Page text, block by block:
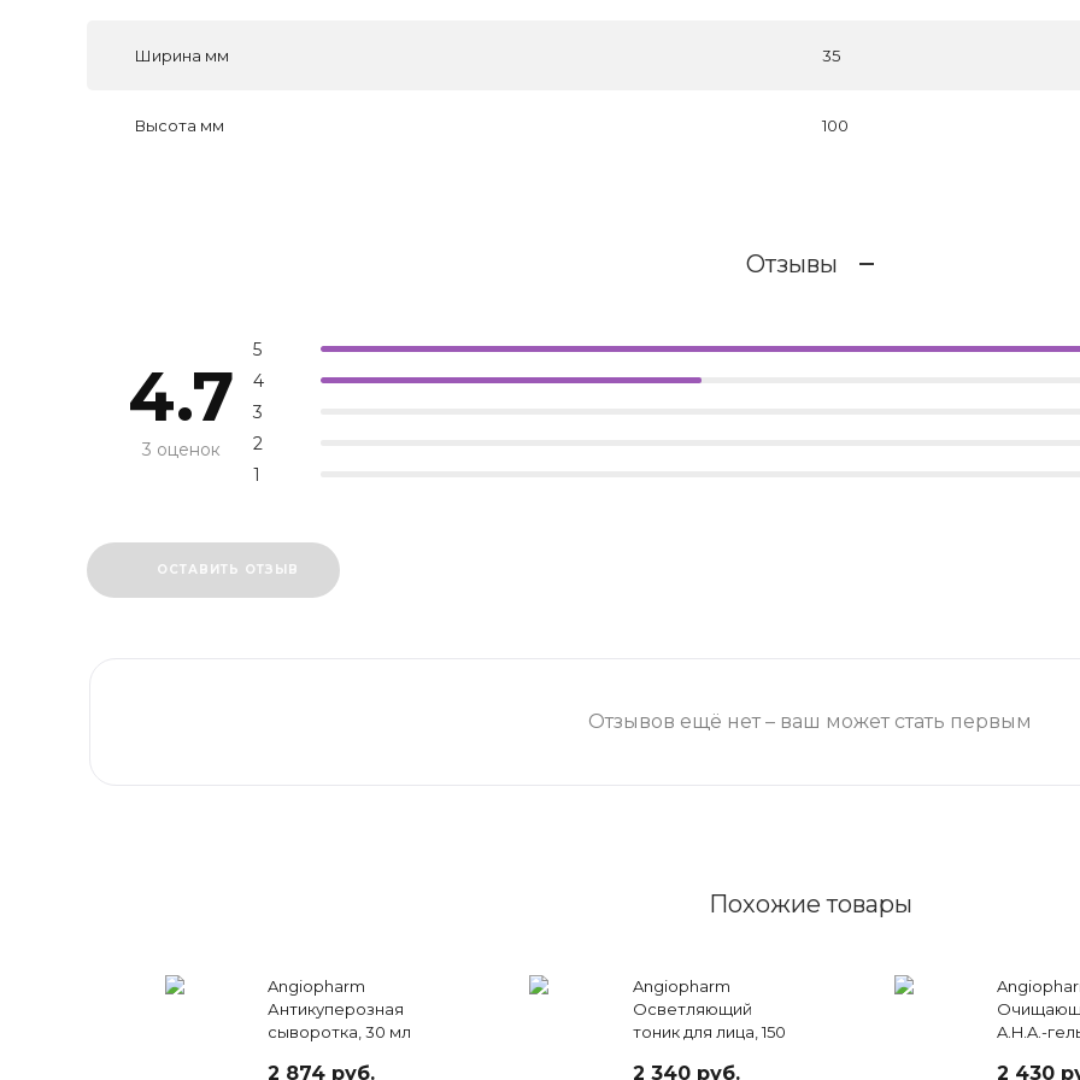
Ширина мм 35
Высота мм 100
Отзывы
4.7
3 оценок
5
4
3
2
1
ОСТАВИТЬ ОТЗЫВ
Отзывов ещё нет – ваш может стать первым
Похожие товары
Angiopharm
Антикуперозная
сыворотка, 30 мл
2 874 руб.
Angiopharm
Осветляющий
тоник для лица, 150
2 340 руб.
A.H.A.-
2 430